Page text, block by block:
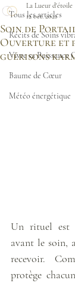
Tous les articles
Récits de Soins
Vivre sa Puissance
Baume de Cœur
Météo énergétique
Soin de Portail
Ouverture et
guérisons
La Lueur d'étoile
12 oct. 2021
Un rituel est
avant le soin,
recevoir.
protège